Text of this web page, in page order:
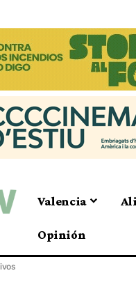
Valencia
Opinión